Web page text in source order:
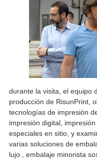
durante la visita, el equipo
producción de RisunPrint,
tecnologías de impresión
impresión digital,
especiales en sitio, y
varias soluciones de
lujo., embalaje minorista